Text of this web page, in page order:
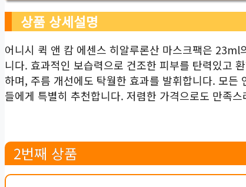
상품 상세설명
어니시 퀵 앤 캄 에센스 히알루론산 마스크팩은
니다. 효과적인 보습력으로 건조한 피부를 탄력있고
하며, 주름 개선에도 탁월한 효과를 발휘합니다. 모
들에게 특별히 추천합니다. 저렴한 가격으로도 만족
2번째 상품